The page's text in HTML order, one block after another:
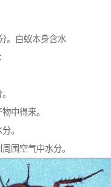
。白蚁本身含水
中得来。
。
围空气中水分。